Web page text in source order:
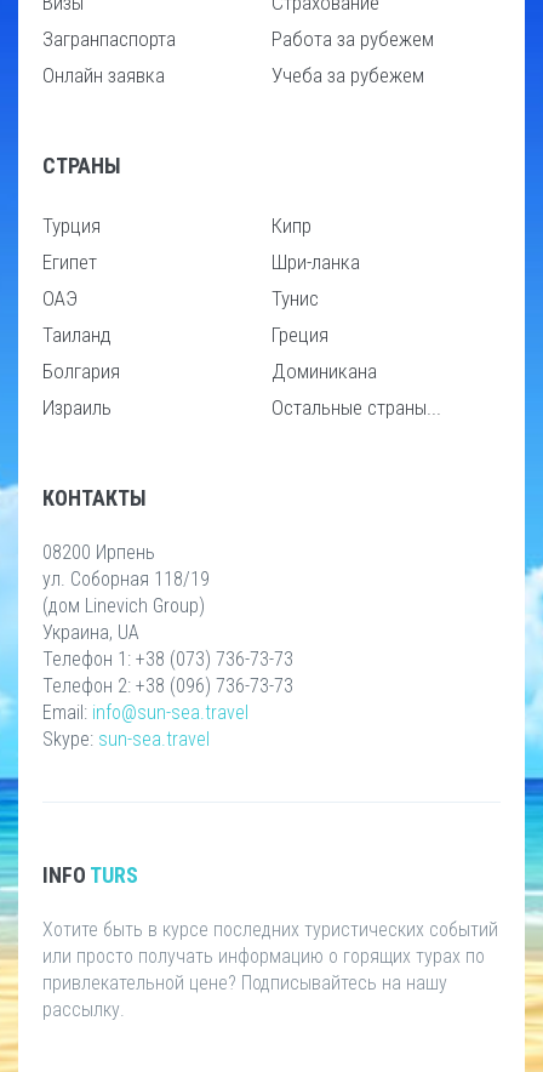
Загранпаспорта
Онлайн заявка
Работа за рубежем
Учеба за рубежем
СТРАНЫ
Турция
Египет
ОАЭ
Таиланд
Болгария
Израиль
Кипр
Шри-ланка
Тунис
Греция
Доминикана
Остальные страны...
КОНТАКТЫ
08200 Ирпень
ул. Соборная 118/19
(дом Linevich Group)
Украина, UA
Телефон 1: +38 (073) 736-73-73
Телефон 2: +38 (096) 736-73-73
Email: info@sun-sea.travel
Skype: sun-sea.travel
INFO TURS
Хотите быть в курсе последних туристических событий
или просто получать информацию о горящих турах по
привлекательной цене? Подписывайтесь на нашу
рассылку.